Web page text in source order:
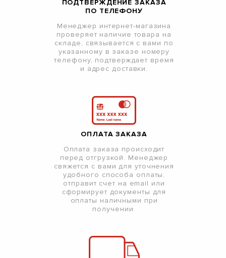
ПОДТВЕРЖДЕНИЕ ЗАКАЗА
ПО ТЕЛЕФОНУ
Менеджер интернет-магазина
проверяет наличие товара на
складе, связывается с вами по
указанному в заказе номеру
телефону, подтверждает время
и адрес доставки.
ОПЛАТА ЗАКАЗА
Оплата заказа происходит
перед отгрузкой. Менеджер
свяжется с вами для уточнения
удобного способа оплаты,
отправит счет на email или
сформирует документы для
оплаты наличными при
получении.